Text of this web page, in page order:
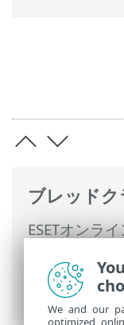
ブレッド
ESETオンラ
Premiumの
ト/エクスポ
We and our
optimized